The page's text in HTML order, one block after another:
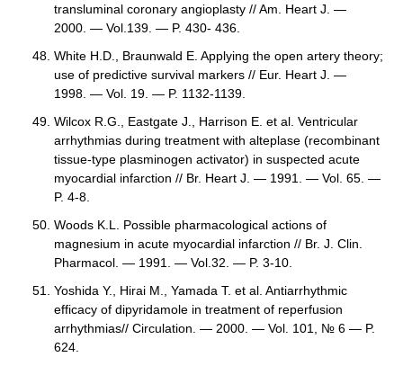
transluminal coronary angioplasty // Am. Heart J. —
2000. — Vol.139. — P. 430- 436.
White H.D., Braunwald E. Applying the open artery theory;
use of predictive survival markers // Eur. Heart J. —
1998. — Vol. 19. — P. 1132-1139.
Wilcox R.G., Eastgate J., Harrison E. et al. Ventricular
arrhythmias during treatment with alteplase (recombinant
tissue-type plasminogen activator) in suspected acute
myocardial infarction // Br. Heart J. — 1991. — Vol. 65. —
P. 4-8.
Woods K.L. Possible pharmacological actions of
magnesium in acute myocardial infarction // Br. J. Clin.
Pharmacol. — 1991. — Vol.32. — P. 3-10.
Yoshida Y., Hirai M., Yamada T. et al. Antiarrhythmic
efficacy of dipyridamole in treatment of reperfusion
arrhythmias// Circulation. — 2000. — Vol. 101, № 6 — P.
624.